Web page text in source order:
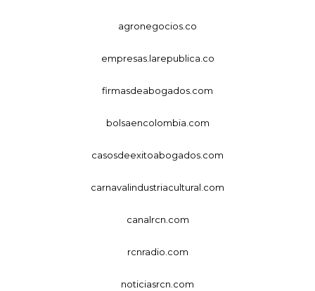
agronegocios.co
empresas.larepublica.co
firmasdeabogados.com
bolsaencolombia.com
casosdeexitoabogados.com
carnavalindustriacultural.com
canalrcn.com
rcnradio.com
noticiasrcn.com